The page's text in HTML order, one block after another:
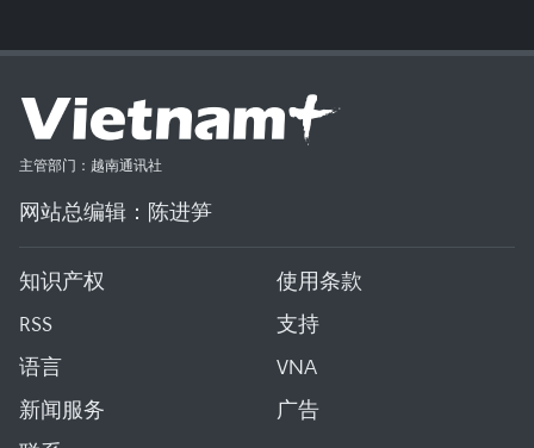
主管部门：越南通讯社
网站总编辑：陈进笋
知识产权
使用条款
RSS
支持
语言
VNA
新闻服务
广告